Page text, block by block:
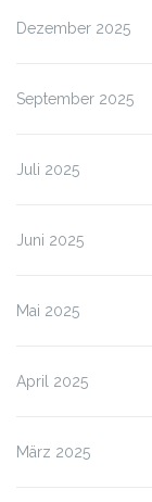
Dezember 2025
September 2025
Juli 2025
Juni 2025
Mai 2025
April 2025
März 2025